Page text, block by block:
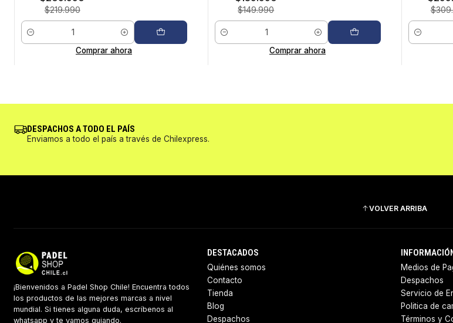
$219.990
Cantidad
Comprar ahora
$149.990
Cantidad
Comprar ahora
Cantidad
DESPACHOS A TODO EL PAÍS
Enviamos a todo el país a través de Chilexpress.
VOLVER ARRIBA
¡Bienvenidos a Padel Shop Chile! Encuentra todos
los productos de las mejores marcas a nivel
mundial. Si tienes alguna duda, escríbenos al
whatsapp y te vamos guiando.
DESTACADOS
Quiénes somos
Contacto
Tienda
Blog
Despachos
Medios de
Despachos
Servicio de
Politica de
Términos y